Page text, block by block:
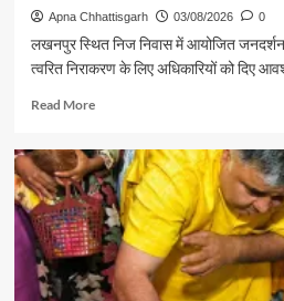
Apna Chhattisgarh 03/08/2026 0
लखनपुर स्थित निज निवास में आयोजित
त्वरित निराकरण के लिए अधिकारियों को दिए
Read MoreRead
पर्यटन
एवं
संस्कृति
मंत्री
श्री
राजेश
अग्रवाल